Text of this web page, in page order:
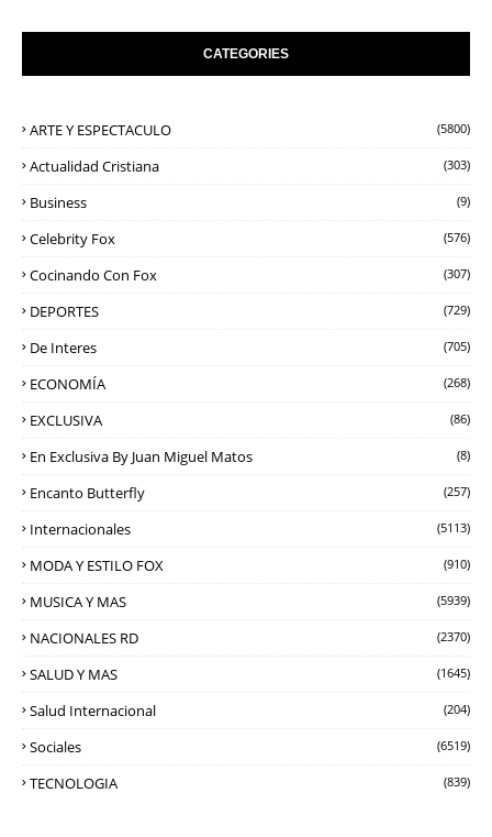
CATEGORIES
ARTE Y ESPECTACULO (5800)
Actualidad Cristiana (303)
Business (9)
Celebrity Fox (576)
Cocinando Con Fox (307)
DEPORTES (729)
De Interes (705)
ECONOMÍA (268)
EXCLUSIVA (86)
En Exclusiva By Juan Miguel Matos (8)
Encanto Butterfly (257)
Internacionales (5113)
MODA Y ESTILO FOX (910)
MUSICA Y MAS (5939)
NACIONALES RD (2370)
SALUD Y MAS (1645)
Salud Internacional (204)
Sociales (6519)
TECNOLOGIA (839)